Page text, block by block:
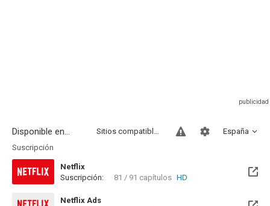
Disponible en... España
Sitios compatibles
Suscripción
Netflix
Suscripción:
81 / 91 capítulos HD
Netflix Ads